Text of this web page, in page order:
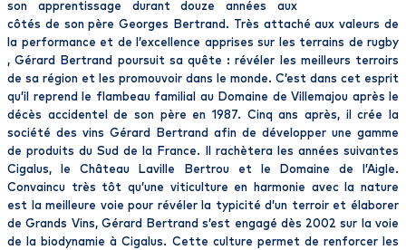
son apprentissage durant douze années aux
côtés de son père Georges Bertrand. Très attaché aux valeurs de
la performance et de l’excellence apprises sur les terrains de rugby
, Gérard Bertrand poursuit sa quête : révéler les meilleurs terroirs
de sa région et les promouvoir dans le monde. C’est dans cet esprit
qu’il reprend le flambeau familial au Domaine de Villemajou après le
décès accidentel de son père en 1987. Cinq ans après, il crée la
société des vins Gérard Bertrand afin de développer une gamme
de produits du Sud de la France. Il rachètera les années suivantes
Cigalus, le Château Laville Bertrou et le Domaine de l’Aigle.
Convaincu très tôt qu’une viticulture en harmonie avec la nature
est la meilleure voie pour révéler la typicité d’un terroir et élaborer
de Grands Vins, Gérard Bertrand s’est engagé dès 2002 sur la voie
de la biodynamie à Cigalus. Cette culture permet de renforcer les